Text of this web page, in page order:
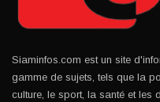
Siaminfos.com est un site
gamme de sujets, tels que la
culture, le sport, la santé et les